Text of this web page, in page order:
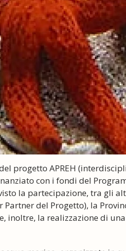
progetto APREH
con i fondi del
la partecipazione, tra gli
del Progetto), la
inoltre, la realizzazione di